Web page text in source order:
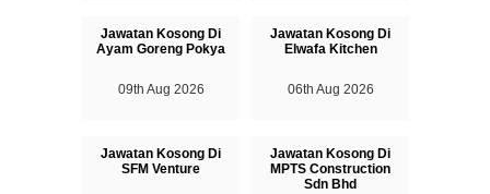
Jawatan Kosong Di
Ayam Goreng Pokya
09th Aug 2026
Jawatan Kosong Di
Elwafa Kitchen
06th Aug 2026
Jawatan Kosong Di
SFM Venture
Jawatan Kosong Di
MPTS Construction
Sdn Bhd